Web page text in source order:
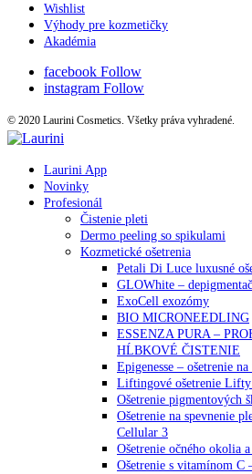
Wishlist
Výhody pre kozmetičky
Akadémia
facebook Follow
instagram Follow
© 2020 Laurini Cosmetics. Všetky práva vyhradené.
Laurini App
Novinky
Profesionál
Čistenie pleti
Dermo peeling so spikulami
Kozmetické ošetrenia
Petali Di Luce luxusné
GLOWhite –
ExoCell exozómy
BIO MICRONEEDLING
ESSENZA PURA –
HĹBKOVÉ ČISTENIE
Epigenesse – ošetrenie
Liftingové ošetrenie Lifty
Ošetrenie pigmentových
Ošetrenie na spevnenie
Cellular 3
Ošetrenie očného okolia
Ošetrenie s vitamínom C